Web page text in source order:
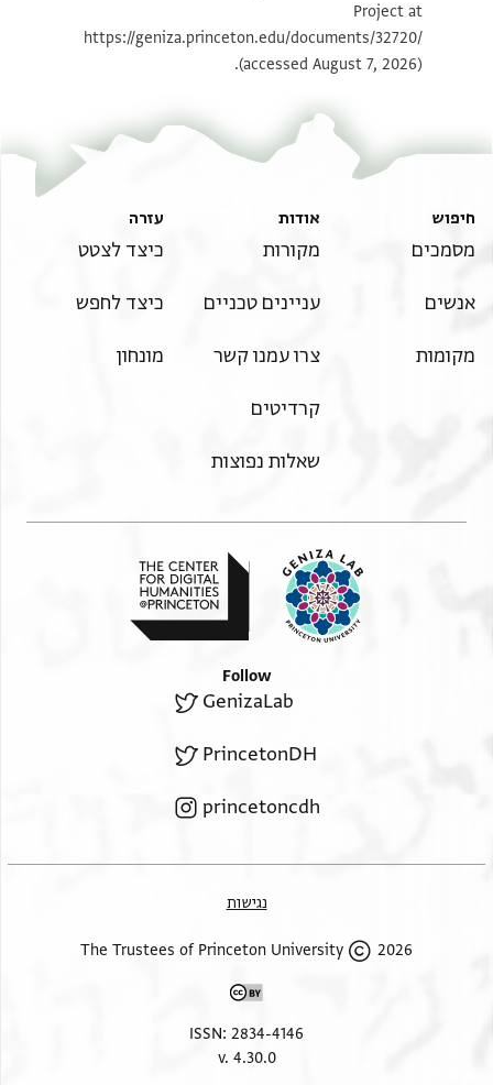
תנאי היתר שימוש בתצלום
Project at
https://geniza.princeton.edu/documents/32720/
(accessed August 7, 2026).
חיפוש
מסמכים
אנשים
מקומות
אודות
מקורות
עניינים טכניים
צרו עמנו קשר
קרדיטים
שאלות נפוצות
עזרה
כיצד לצטט
כיצד לחפש
מונחון
Follow
GenizaLab
PrincetonDH
princetoncdh
נגישות
2026 The Trustees of Princeton University
ISSN: 2834-4146
v. 4.30.0